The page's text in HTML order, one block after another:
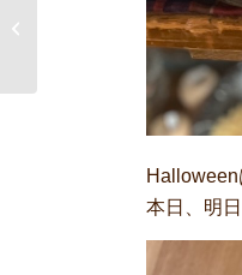
Halloween
本日、明
キッチンツール